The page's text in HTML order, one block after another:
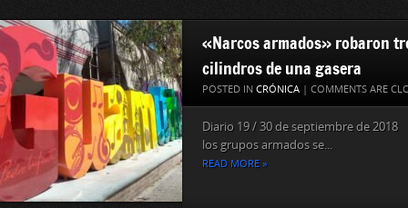
«Narcos armados» robaron
cilindros de una gasera
POSTED IN CRÓNICA | COMMENTS ARE
Diario 19 / 30 de septiembre de
los grupos armados se...
READ MORE »